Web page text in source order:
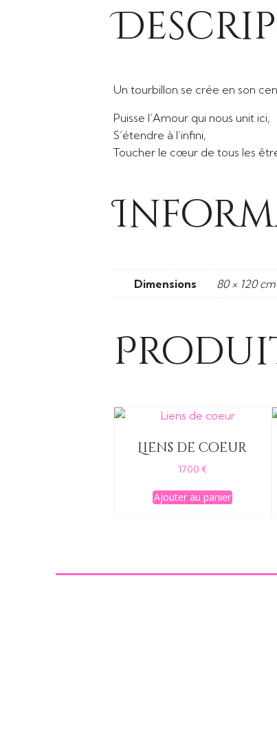
Un tourbillon se crée en son
Puisse l’Amour qui nous unit ici,
S’étendre à l’infini,
Toucher le cœur de tous les
Dimensions 80 × 120 cm
Liens de coeur
1700 €
Ajouter au panier